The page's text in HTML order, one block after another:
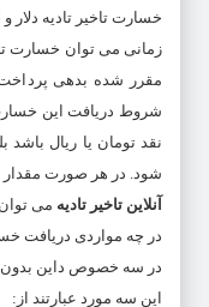
خسارت تاخیر تادیه دلار
زمانی می توان خسارت
مقرر شده بدهی
شروط دریافت این
نقد تومان یا ریال
شود. در هر صورت مقدار
آنلاین تاخیر تادیه می
در چه مواردی دریافت
در سه خصوص داین بدون
این سه مورد عبارتند از: